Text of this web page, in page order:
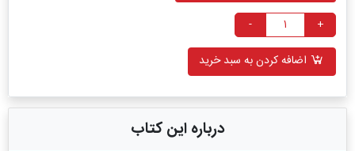
+
-
اضافه کردن به سبد خرید
درباره این کتاب